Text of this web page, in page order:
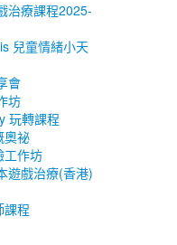
治療課程2025-
兒童情緒小天
會
坊
玩轉課程
奧祕
工作坊
遊戲治療(香港)
課程